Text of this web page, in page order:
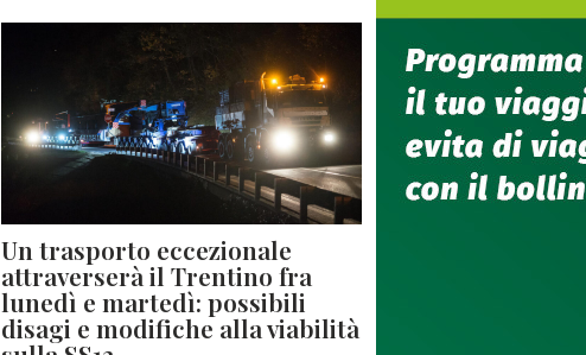
Un trasporto eccezionale
attraverserà il Trentino fra
lunedì e martedì: possibili
disagi e modifiche alla viabilità